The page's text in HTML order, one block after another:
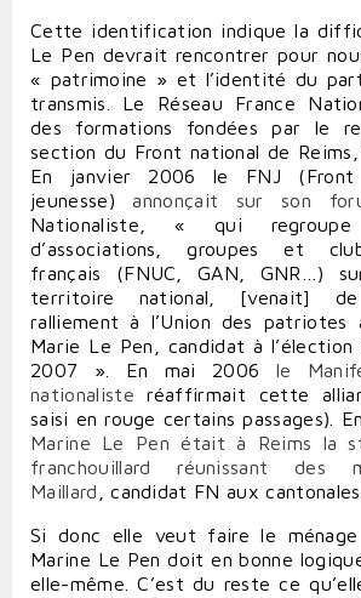
Cette identification indique la
Le Pen devrait rencontrer pour
« patrimoine » et l’identité du
transmis. Le Réseau France
des formations fondées par le
section du Front national de Reims,
En janvier 2006 le FNJ
jeunesse)annonçait sur son
Nationaliste, « qui
d’associations, groupes et
français (FNUC, GAN, GNR…)
territoire national, [venait]
ralliement à l’Union des patriotes
Marie Le Pen, candidat à
2007 ». En mai 2006 le
nationaliste réaffirmait cette
saisi en rouge certains passages).
Marine Le Pen était à Reims la
franchouillard réunissant des
Maillard , candidat FN aux cantonales.
Si donc elle veut faire le ménage
Marine Le Pen doit en bonne
elle-même. C’est du reste ce